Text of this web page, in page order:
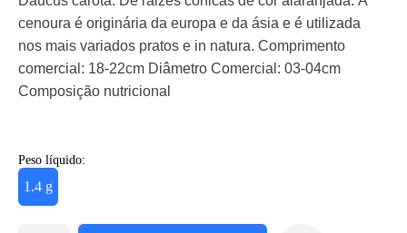
cenoura é originária da europa e da ásia e é utilizada
nos mais variados pratos e in natura. Comprimento
comercial: 18-22cm Diâmetro Comercial: 03-04cm
Composição nutricional
Peso líquido:
1.4 g